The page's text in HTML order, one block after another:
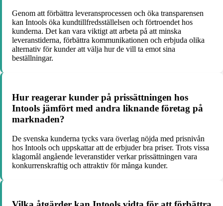
Genom att förbättra leveransprocessen och öka transparensen
kan Intools öka kundtillfredsställelsen och förtroendet hos
kunderna. Det kan vara viktigt att arbeta på att minska
leveranstiderna, förbättra kommunikationen och erbjuda olika
alternativ för kunder att välja hur de vill ta emot sina
beställningar.
Hur reagerar kunder på prissättningen hos
Intools jämfört med andra liknande företag på
marknaden?
De svenska kunderna tycks vara överlag nöjda med prisnivån
hos Intools och uppskattar att de erbjuder bra priser. Trots vissa
klagomål angående leveranstider verkar prissättningen vara
konkurrenskraftig och attraktiv för många kunder.